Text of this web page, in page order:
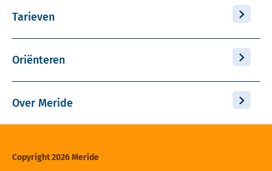
Tarieven
Oriënteren
Over Meride
Copyright 2026 Meride